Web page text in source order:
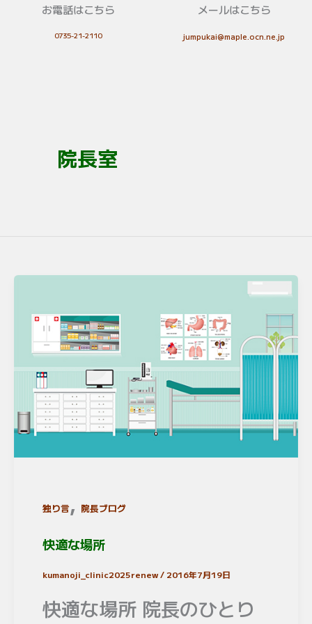
お電話はこちら
0735-21-2110
メールはこちら
jumpukai@maple.ocn.ne.jp
院長室
独り言, 院長ブログ
快適な場所
kumanoji_clinic2025renew/ 2016年7月19日
快適な場所 院長のひとり